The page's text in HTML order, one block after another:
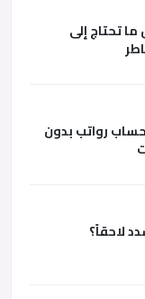
تحتاج إلى
رواتب بدون
لاحقاً؟